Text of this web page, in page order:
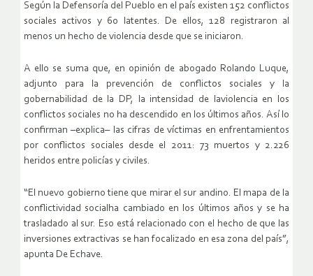
Según la Defensoría del Pueblo en el país existen 152 conflictos
sociales activos y 60 latentes. De ellos, 128 registraron al
menos un hecho de violencia desde que se iniciaron.
A ello se suma que, en opinión de abogado Rolando Luque,
adjunto para la prevención de conflictos sociales y la
gobernabilidad de la DP, la intensidad de laviolencia en los
conflictos sociales no ha descendido en los últimos años. Así lo
confirman –explica– las cifras de víctimas en enfrentamientos
por conflictos sociales desde el 2011: 73 muertos y 2.226
heridos entre policías y civiles.
“El nuevo gobierno tiene que mirar el sur andino. El mapa de la
conflictividad socialha cambiado en los últimos años y se ha
trasladado al sur. Eso está relacionado con el hecho de que las
inversiones extractivas se han focalizado en esa zona del país”,
apunta De Echave.